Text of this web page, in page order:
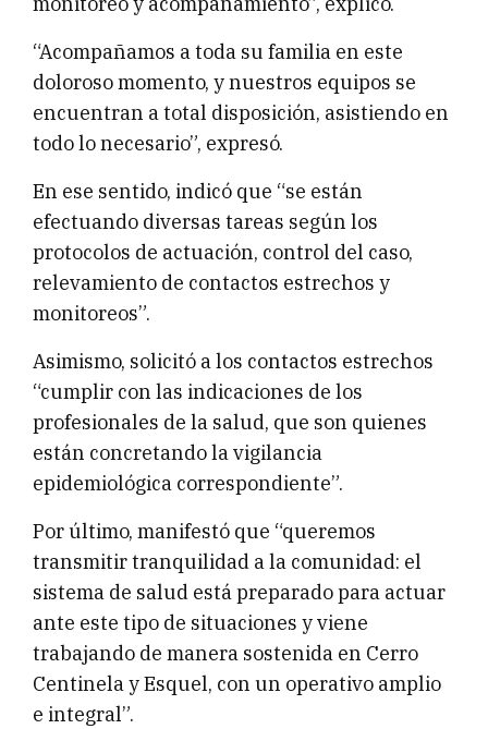
“Acompañamos a toda su familia en este
doloroso momento, y nuestros equipos se
encuentran a total disposición, asistiendo en
todo lo necesario”, expresó.
En ese sentido, indicó que “se están
efectuando diversas tareas según los
protocolos de actuación, control del caso,
relevamiento de contactos estrechos y
monitoreos”.
Asimismo, solicitó a los contactos estrechos
“cumplir con las indicaciones de los
profesionales de la salud, que son quienes
están concretando la vigilancia
epidemiológica correspondiente”.
Por último, manifestó que “queremos
transmitir tranquilidad a la comunidad: el
sistema de salud está preparado para actuar
ante este tipo de situaciones y viene
trabajando de manera sostenida en Cerro
Centinela y Esquel, con un operativo amplio
e integral”.